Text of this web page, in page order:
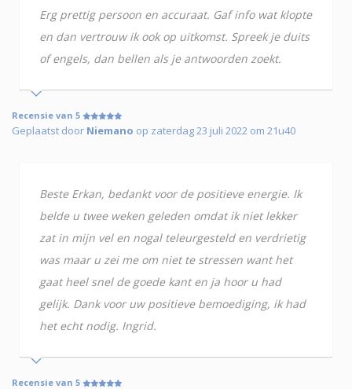
Erg prettig persoon en accuraat. Gaf info wat klopte
en dan vertrouw ik ook op uitkomst. Spreek je duits
of engels, dan bellen als je antwoorden zoekt.
Recensie van 5
Geplaatst door Niemano op zaterdag 23 juli 2022 om 21u40
Beste Erkan, bedankt voor de positieve energie. Ik
belde u twee weken geleden omdat ik niet lekker
zat in mijn vel en nogal teleurgesteld en verdrietig
was maar u zei me om niet te stressen want het
gaat heel snel de goede kant en ja hoor u had
gelijk. Dank voor uw positieve bemoediging, ik had
het echt nodig. Ingrid.
Recensie van 5